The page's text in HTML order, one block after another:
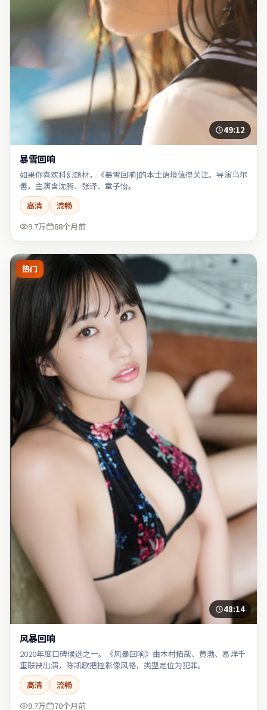
49:12
暴雪回响
如果你喜欢科幻题材，《暴雪回响}的本土语境值得关注。导演乌尔
善，主演含沈腾、张译、章子怡。
高清
流畅
9.7万
88个月前
热门
48:14
风暴回响
2020年度口碑候选之一。《风暴回响》由木村拓哉、黄渤、易烊千
玺联袂出演，陈凯歌把控影像风格，类型定位为犯罪。
高清
流畅
9.7万
70个月前